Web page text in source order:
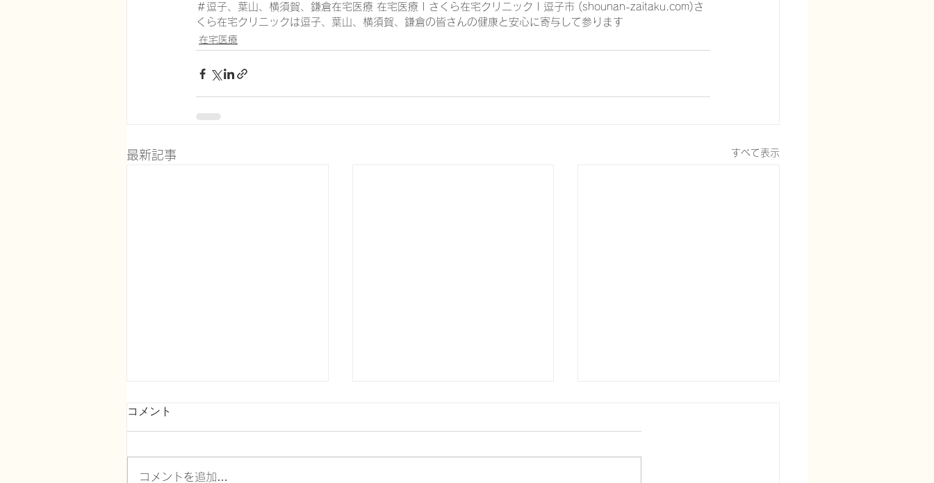
＃逗子、葉山、横須賀、鎌倉在宅医療 在宅医療 | さくら在宅クリニック | 逗子市 (shounan-zaitaku.com)さ
くら在宅クリニックは逗子、葉山、横須賀、鎌倉の皆さんの健康と安心に寄与して参ります
在宅医療
最新記事 すべて表示
コメント
コメントを追加…